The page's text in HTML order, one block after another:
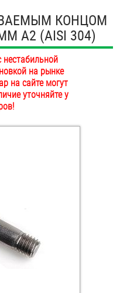
инструмент
резьбой
КОНЦОМ
А2 (AISI 304)
на рынке
на сайте могут
уточняйте у